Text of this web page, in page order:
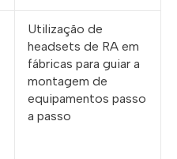
Utilização de
headsets de RA em
fábricas para guiar a
montagem de
equipamentos passo
a passo